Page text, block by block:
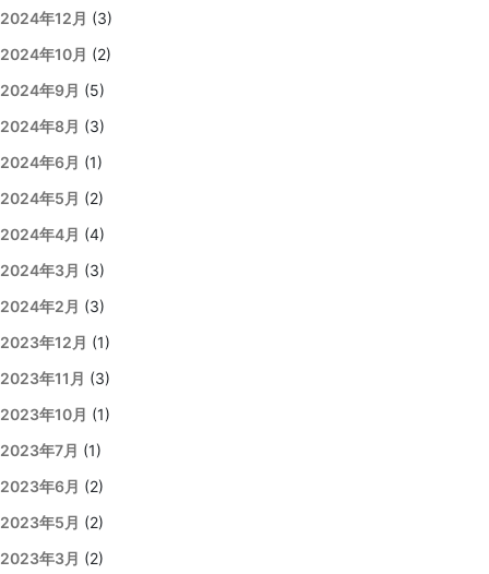
2024年12月 (3)
2024年10月 (2)
2024年9月 (5)
2024年8月 (3)
2024年6月 (1)
2024年5月 (2)
2024年4月 (4)
2024年3月 (3)
2024年2月 (3)
2023年12月 (1)
2023年11月 (3)
2023年10月 (1)
2023年7月 (1)
2023年6月 (2)
2023年5月 (2)
2023年3月 (2)